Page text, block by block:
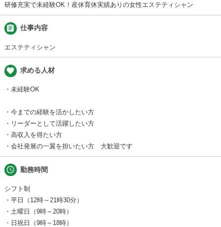
研修充実で未経験OK！産休育休実績ありの女性エステティシャン
assignment 仕事内容
エステティシャン
favorite 求める人材
・未経験OK
・今までの経験を活かしたい方
・リーダーとして活躍したい方
・高収入を得たい方
・会社発展の一翼を担いたい方 大歓迎です
schedule 勤務時間
シフト制
・平日（12時～21時30分）
・土曜日（9時～20時）
・日祝日（9時～18時）